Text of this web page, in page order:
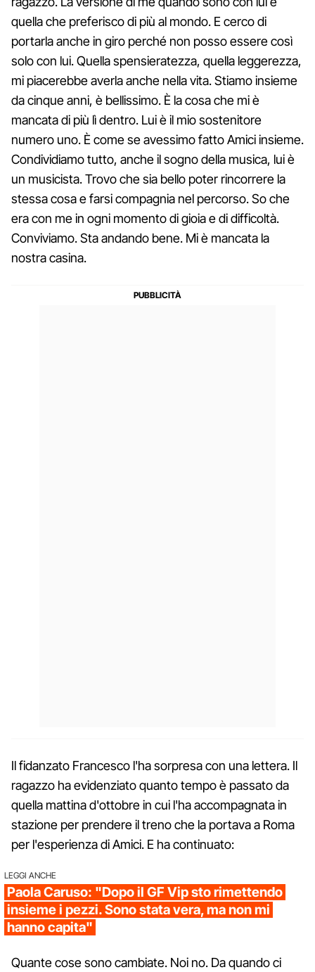
quella che preferisco di più al mondo. E cerco di
portarla anche in giro perché non posso essere così
solo con lui. Quella spensieratezza, quella leggerezza,
mi piacerebbe averla anche nella vita. Stiamo insieme
da cinque anni, è bellissimo. È la cosa che mi è
mancata di più lì dentro. Lui è il mio sostenitore
numero uno. È come se avessimo fatto Amici insieme.
Condividiamo tutto, anche il sogno della musica, lui è
un musicista. Trovo che sia bello poter rincorrere la
stessa cosa e farsi compagnia nel percorso. So che
era con me in ogni momento di gioia e di difficoltà.
Conviviamo. Sta andando bene. Mi è mancata la
nostra casina.
Il fidanzato Francesco l'ha sorpresa con una lettera. Il
ragazzo ha evidenziato quanto tempo è passato da
quella mattina d'ottobre in cui l'ha accompagnata in
stazione per prendere il treno che la portava a Roma
per l'esperienza di Amici. E ha continuato:
LEGGI ANCHE
Paola Caruso: "Dopo il GF Vip sto rimettendo
insieme i pezzi. Sono stata vera, ma non mi
hanno capita"
Quante cose sono cambiate. Noi no. Da quando ci